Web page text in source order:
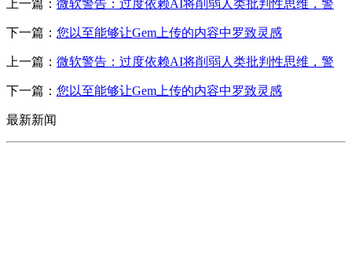
上一篇： 微软警告：过度依赖AI将削弱人类批判性思维，警
下一篇： 您以至能够让Gem上传的内容中罗致灵感
上一篇： 微软警告：过度依赖AI将削弱人类批判性思维，警
下一篇： 您以至能够让Gem上传的内容中罗致灵感
最新新闻